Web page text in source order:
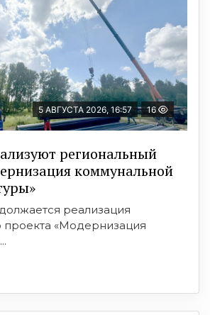
5 АВГУСТА 2026, 16:57 16
региональный
коммунальной
реализация
проекта «Модернизация